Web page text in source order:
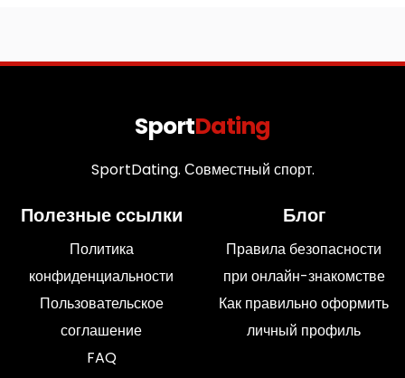
SportDating
SportDating. Совместный спорт.
Полезные ссылки
Политика
конфиденциальности
Пользовательское
соглашение
FAQ
Блог
Правила безопасности
при онлайн-знакомстве
Как правильно оформить
личный профиль